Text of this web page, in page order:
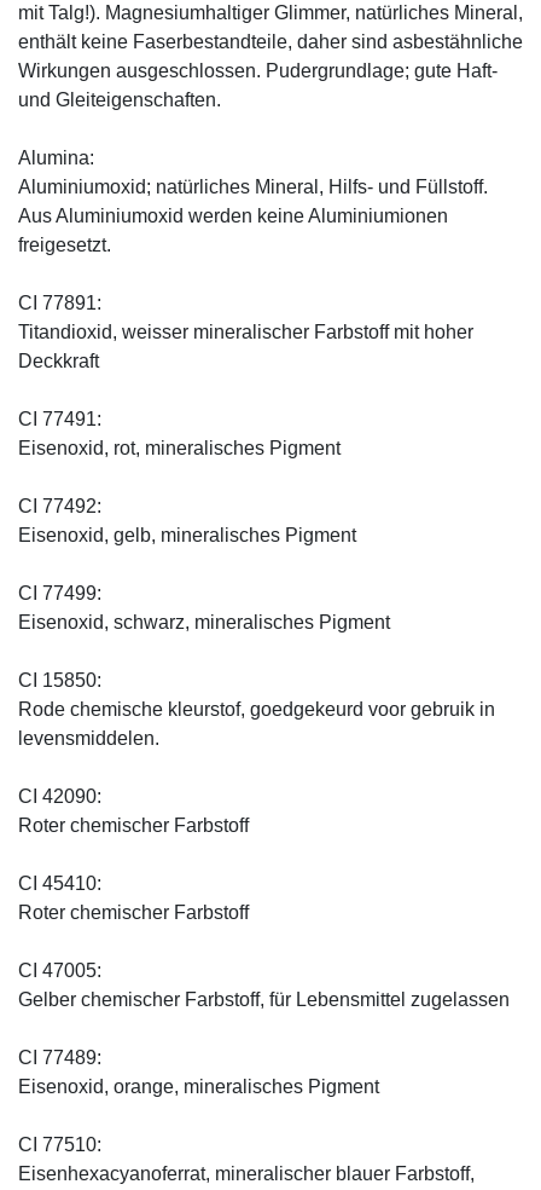
mit Talg!). Magnesiumhaltiger Glimmer, natürliches Mineral,
enthält keine Faserbestandteile, daher sind asbestähnliche
Wirkungen ausgeschlossen. Pudergrundlage; gute Haft-
und Gleiteigenschaften.
Alumina:
Aluminiumoxid; natürliches Mineral, Hilfs- und Füllstoff.
Aus Aluminiumoxid werden keine Aluminiumionen
freigesetzt.
CI 77891:
Titandioxid, weisser mineralischer Farbstoff mit hoher
Deckkraft
CI 77491:
Eisenoxid, rot, mineralisches Pigment
CI 77492:
Eisenoxid, gelb, mineralisches Pigment
CI 77499:
Eisenoxid, schwarz, mineralisches Pigment
CI 15850:
Rode chemische kleurstof, goedgekeurd voor gebruik in
levensmiddelen.
CI 42090:
Roter chemischer Farbstoff
CI 45410:
Roter chemischer Farbstoff
CI 47005:
Gelber chemischer Farbstoff, für Lebensmittel zugelassen
CI 77489:
Eisenoxid, orange, mineralisches Pigment
CI 77510:
Eisenhexacyanoferrat, mineralischer blauer Farbstoff,